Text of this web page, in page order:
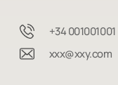
+34 001001001
xxx@xxy.com